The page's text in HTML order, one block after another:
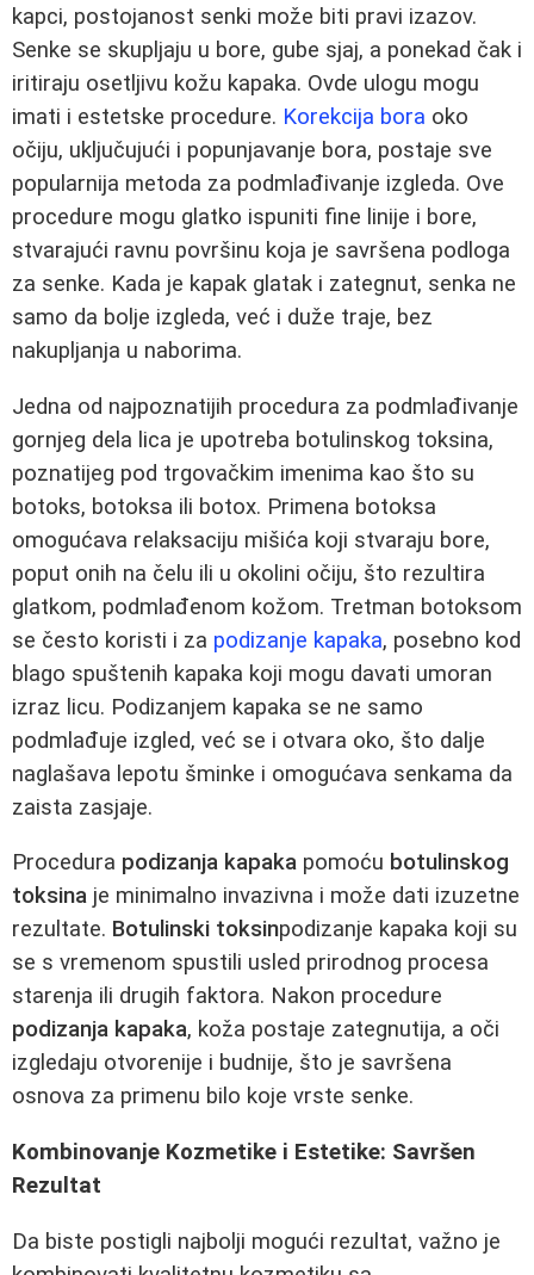
kapci, postojanost senki može biti pravi izazov.
Senke se skupljaju u bore, gube sjaj, a ponekad čak i
iritiraju osetljivu kožu kapaka. Ovde ulogu mogu
imati i estetske procedure. Korekcija bora oko
očiju, uključujući i popunjavanje bora, postaje sve
popularnija metoda za podmlađivanje izgleda. Ove
procedure mogu glatko ispuniti fine linije i bore,
stvarajući ravnu površinu koja je savršena podloga
za senke. Kada je kapak glatak i zategnut, senka ne
samo da bolje izgleda, već i duže traje, bez
nakupljanja u naborima.
Jedna od najpoznatijih procedura za podmlađivanje
gornjeg dela lica je upotreba botulinskog toksina,
poznatijeg pod trgovačkim imenima kao što su
botoks, botoksa ili botox. Primena botoksa
omogućava relaksaciju mišića koji stvaraju bore,
poput onih na čelu ili u okolini očiju, što rezultira
glatkom, podmlađenom kožom. Tretman botoksom
se često koristi i za podizanje kapaka, posebno kod
blago spuštenih kapaka koji mogu davati umoran
izraz licu. Podizanjem kapaka se ne samo
podmlađuje izgled, već se i otvara oko, što dalje
naglašava lepotu šminke i omogućava senkama da
zaista zasjaje.
Procedura podizanja kapaka pomoću botulinskog
toksina je minimalno invazivna i može dati izuzetne
rezultate. Botulinski toksinpodizanje kapaka koji su
se s vremenom spustili usled prirodnog procesa
starenja ili drugih faktora. Nakon procedure
podizanja kapaka, koža postaje zategnutija, a oči
izgledaju otvorenije i budnije, što je savršena
osnova za primenu bilo koje vrste senke.
Kombinovanje Kozmetike i Estetike: Savršen
Rezultat
Da biste postigli najbolji mogući rezultat, važno je